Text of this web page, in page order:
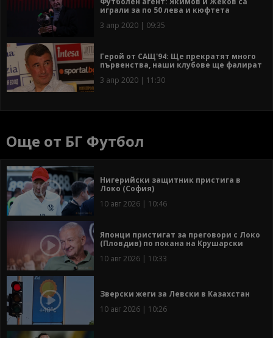
играли за по 50 лева и кюфтета
3 апр 2020 | 09:35
Герой от САЩ'94: Ще прекратят много
първенства, наши клубове ще фалират
3 апр 2020 | 11:30
Още от БГ Футбол
Нигерийски защитник пристига в
Локо (София)
10 авг 2026 | 10:46
Японци пристигат за преговори с Локо
(Пловдив) по покана на Крушарски
10 авг 2026 | 10:33
Зверски жеги за Левски в Казахстан
10 авг 2026 | 10:26